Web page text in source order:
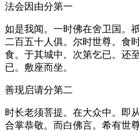
法会因由分第一
如是我闻。一时佛在舍卫国。
二百五十人俱。尔时世尊。食
食。于其城中。次第乞已。还
已。敷座而坐。
善现启请分第二
时长老须菩提。在大众中。即
合掌恭敬。而白佛言。希有世